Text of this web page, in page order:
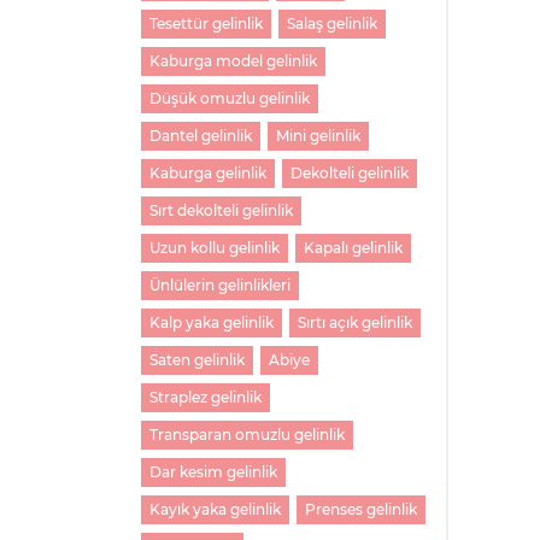
Tesettür gelinlik Salaş gelinlik
Kaburga model gelinlik
Düşük omuzlu gelinlik
Dantel gelinlik Mini gelinlik
Kaburga gelinlik Dekolteli gelinlik
Sırt dekolteli gelinlik
Uzun kollu gelinlik Kapalı gelinlik
Ünlülerin gelinlikleri
Kalp yaka gelinlik Sırtı açık gelinlik
Saten gelinlik Abiye
Straplez gelinlik
Transparan omuzlu gelinlik
Dar kesim gelinlik
Kayık yaka gelinlik Prenses gelinlik